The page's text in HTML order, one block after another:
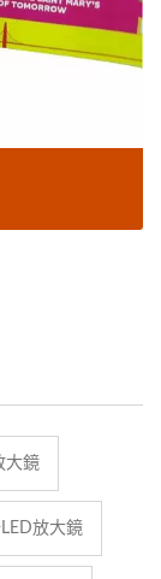
大鏡
放大鏡